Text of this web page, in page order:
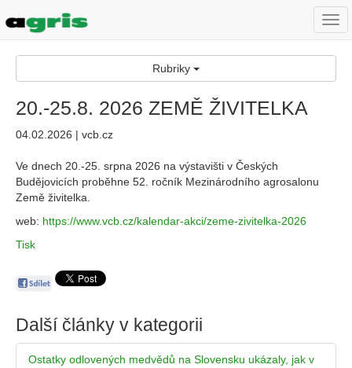
Rubriky
20.-25.8. 2026 ZEMĚ ŽIVITELKA
04.02.2026 | vcb.cz
Ve dnech 20.-25. srpna 2026 na výstavišti v Českých
Budějovicích proběhne 52. ročník Mezinárodního agrosalonu
Země živitelka.
web: https://www.vcb.cz/kalendar-akci/zeme-zivitelka-2026
Tisk
Další články v kategorii
Ostatky odlovených medvědů na Slovensku ukázaly, jak v